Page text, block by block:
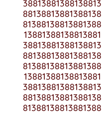
38813881388138813
88138813881388138
81388138813881388
13881388138813881
38813881388138813
88138813881388138
81388138813881388
13881388138813881
38813881388138813
88138813881388138
81388138813881388